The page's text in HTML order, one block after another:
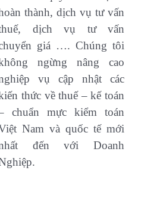
thành, dịch vụ tư vấn
dịch vụ tư vấn
giá …. Chúng tôi
ngừng nâng cao
vụ cập nhật các
thức về thuế – kế toán
chuẩn mực kiểm toán
Nam và quốc tế mới
đến với Doanh